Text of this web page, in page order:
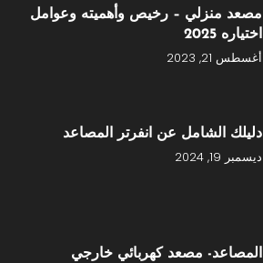
مصعد منزلي – رخيص وأهميته وعوامل
اختياره 2025
أغسطس 21, 2023
دليلك الشامل عن انفرتر المصاعد
ديسمبر 19, 2024
المصاعد- مصعد كهربائي خارجي